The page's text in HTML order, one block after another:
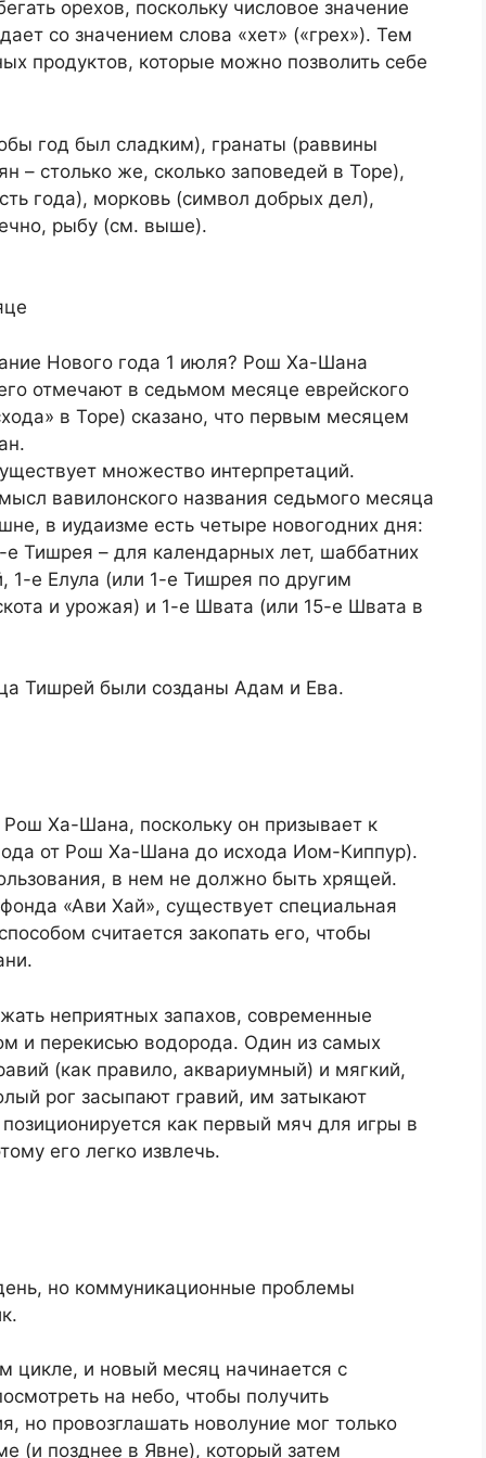
орехов, поскольку числовое значение
со значением слова «хет» («грех»). Тем
продуктов, которые можно позволить себе
год был сладким), гранаты (раввины
– столько же, сколько заповедей в Торе),
года), морковь (символ добрых дел),
рыбу (см. выше).
Нового года 1 июля? Рош Ха-Шана
отмечают в седьмом месяце еврейского
в Торе) сказано, что первым месяцем
множество интерпретаций.
вавилонского названия седьмого месяца
в иудаизме есть четыре новогодних дня:
Тишрея – для календарных лет, шаббатних
1-е Елула (или 1-е Тишрея по другим
и урожая) и 1-е Швата (или 15-е Швата в
Тишрей были созданы Адам и Ева.
Ха-Шана, поскольку он призывает к
от Рош Ха-Шана до исхода Иом-Киппур).
в нем не должно быть хрящей.
«Ави Хай», существует специальная
считается закопать его, чтобы
неприятных запахов, современные
и перекисью водорода. Один из самых
(как правило, аквариумный) и мягкий,
рог засыпают гравий, им затыкают
как первый мяч для игры в
его легко извлечь.
но коммуникационные проблемы
цикле, и новый месяц начинается с
на небо, чтобы получить
но провозглашать новолуние мог только
(и позднее в Явне), который затем